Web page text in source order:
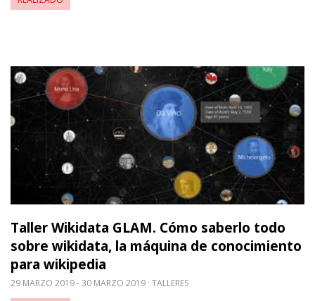
Taller Wikidata GLAM. Cómo saberlo todo
sobre wikidata, la máquina de conocimiento
para wikipedia
29 MARZO 2019 - 30 MARZO 2019 TALLERES
Leer m�s sobre Taller Wikidata GLAM. Cómo